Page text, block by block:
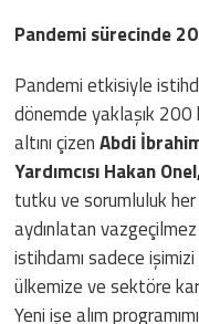
Pandemi sürecinde
Pandemi etkisiyle
dönemde yaklaşık 200
altını çizenAbdi
YardımcısıHakan
tutku ve sorumluluk
aydınlatan
istihdamı sadece
ülkemize ve sektöre
Yeni işe alım